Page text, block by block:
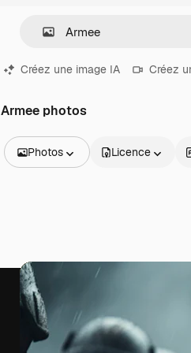
Créez une image IA Créez
Armee photos
Photos
Vidéos
Clips de vidéo
Graphiques animés
Templates vidéos
Icônes
Modèles 3D
Polices
Licence